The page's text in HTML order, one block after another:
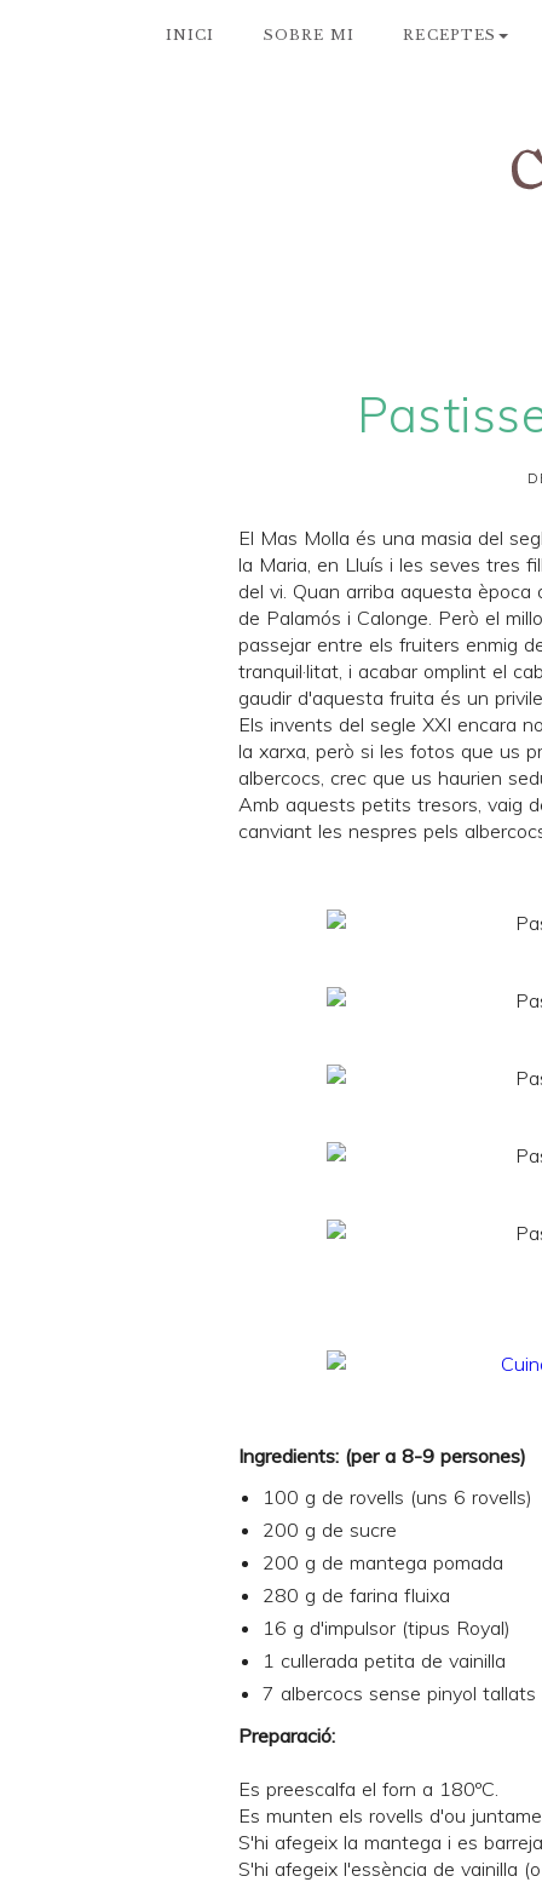
INICI SOBRE MI RECEPTES
El Mas Molla és una masia del
la Maria, en Lluís i les seves tres
del vi. Quan arriba aquesta
de Palamós i Calonge. Però el
passejar entre els fruiters enmig
tranquil·litat, i acabar omplint el
gaudir d'aquesta fruita és un
Els invents del segle XXI encara
la xarxa, però si les fotos que us
albercocs, crec que us haurien
Amb aquests petits tresors, vaig
canviant les nespres pels
Ingredients: (per a 8-9 persones)
100 g de rovells (uns 6 rovells)
200 g de sucre
200 g de mantega pomada
280 g de farina fluixa
16 g d'impulsor (tipus Royal)
1 cullerada petita de vainilla
7 albercocs sense pinyol
Preparació:
Es preescalfa el forn a 180ºC.
Es munten els rovells d'ou
S'hi afegeix la mantega i es
S'hi afegeix l'essència de vainilla